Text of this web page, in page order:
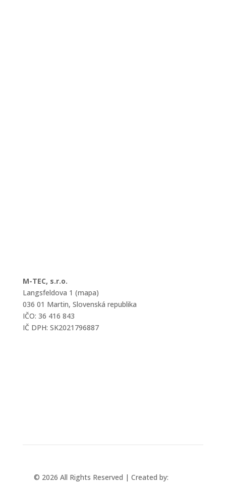
M-TEC, s.r.o.
Langsfeldova 1 (mapa)
036 01 Martin, Slovenská republika
IČO: 36 416 843
IČ DPH: SK2021796887
© 2026 All Rights Reserved | Created by: